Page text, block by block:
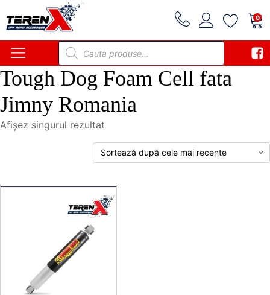
0
Products
search
Tough Dog Foam Cell fata
Jimny Romania
Afișez singurul rezultat